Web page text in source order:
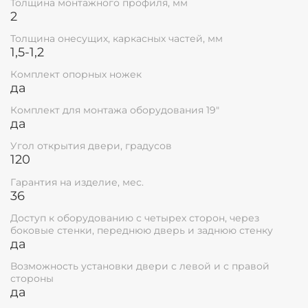
необходим для закрытия шкафа для
инфраструктуры установленной внутри
запираемого корпуса 19".
установленный в поворотной ручке, угол
Кабельные вводы расположены как сверху,
так и снизу шкафа, необходимы для ввода
Телекоммуникационные шкафы Ripo
порошковая с высокими защитными и
Шкафы имеют соответствие ГОСТ Р 53246-
2008.
шкафов составляет не менее 25 лет.
Толщина монтажного профиля, мм
2
Толщина онесущих, каркасных частей, мм
1,5-1,2
Комплект опорных ножек
да
Комплект для монтажа оборудования 19"
да
Угол открытия двери, градусов
120
Гарантия на изделие, мес.
36
Доступ к оборудованию с четырех сторон, через
боковые стенки, переднюю дверь и заднюю стенку
да
Возможность установки двери с левой и с правой
стороны
да